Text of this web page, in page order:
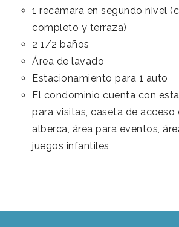
1 recámara en segundo nivel
completo y terraza)
2 1/2 baños
Área de lavado
Estacionamiento para 1 auto
El condominio cuenta con
para visitas, caseta de acceso
alberca, área para eventos,
juegos infantiles